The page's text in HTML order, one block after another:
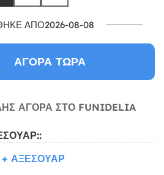
ΑΠΌ2026-08-08
ΑΓΟΡΆ ΤΏΡΑ
ΑΓΟΡΆ ΣΤΟ FUNIDELIA
+ ΑΞΕΣΟΥΆΡ